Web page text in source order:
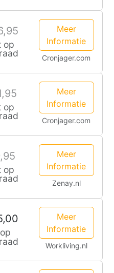
op
Meer
Informatie
Cronjager.com
op
Meer
Informatie
Cronjager.com
op
Meer
Informatie
Zenay.nl
op
Meer
Informatie
Workliving.nl